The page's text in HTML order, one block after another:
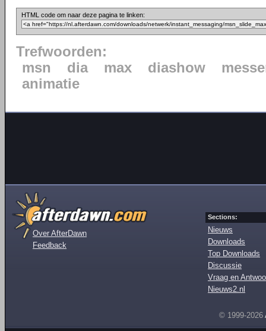
HTML code om naar deze pagina te linken:
Trefwoorden:
msn
dia max diashow
animatie
Over AfterDawn
Feedback
Sections:
Nieuws
Downloads
Top Downloads
Discussie
Vraag en
Nieuws2.nl
© 1999-2026